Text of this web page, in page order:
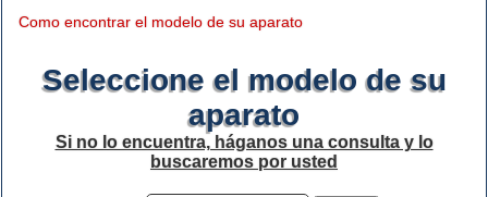
Como encontrar el modelo de su aparato
Seleccione el modelo de su
aparato
Si no lo encuentra, háganos una consulta y lo
buscaremos por usted